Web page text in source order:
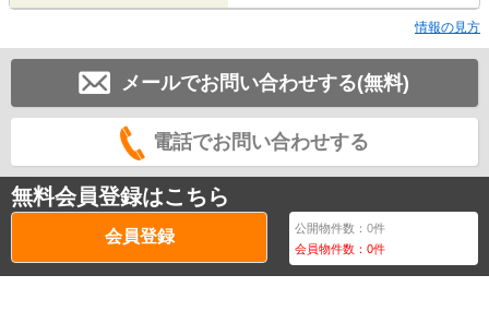
情報の見方
メールでお問い合わせする(無料)
電話でお問い合わせする
無料会員登録はこちら
会員登録 公開物件数：0件
会員物件数：0件